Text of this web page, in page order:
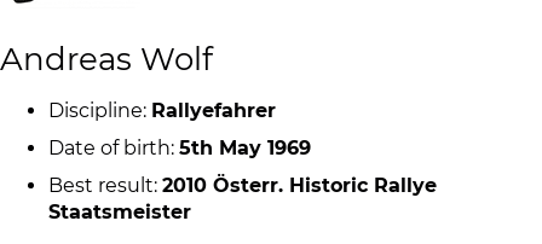
Andreas Wolf
Discipline: Rallyefahrer
Date of birth: 5th May 1969
Best result: 2010 Österr. Historic Rallye
Staatsmeister